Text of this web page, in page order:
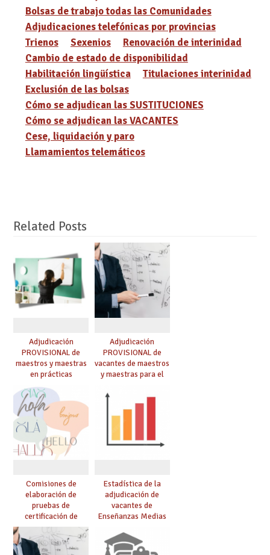
Bolsas de trabajo todas las Comunidades
Adjudicaciones telefónicas por provincias
Trienos
Sexenios
Renovación de interinidad
Cambio de estado de disponibilidad
Habilitación lingüística
Titulaciones interinidad
Exclusión de las bolsas
Cómo se adjudican las SUSTITUCIONES
Cómo se adjudican las VACANTES
Cese, liquidación y paro
Llamamientos telemáticos
Related Posts
Adjudicación
PROVISIONAL de
maestros y maestras
en prácticas
Adjudicación
PROVISIONAL de
vacantes de maestros
y maestras para el
Comisiones de
elaboración de
pruebas de
certificación de
competencia
lingüística: publicada
resolución definitiva
Estadística de la
adjudicación de
vacantes de
Enseñanzas Medias